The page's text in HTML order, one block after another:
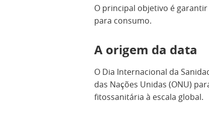
O principal objetivo é
para consumo.
A origem da data
O Dia Internacional da
das Nações Unidas (ONU)
fitossanitária à escala global.